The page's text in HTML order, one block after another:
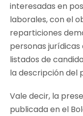
interesadas en
laborales, con el
reparticiones
personas jurídicas
listados de
la descripción del
Vale decir, la
publicada en el